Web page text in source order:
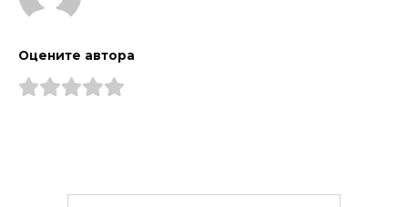
Оцените автора